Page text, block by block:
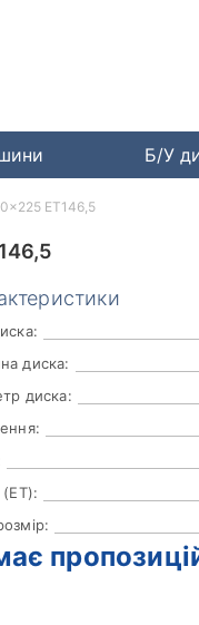
Б/У
диска:
диска:
(ET):
ET146,5